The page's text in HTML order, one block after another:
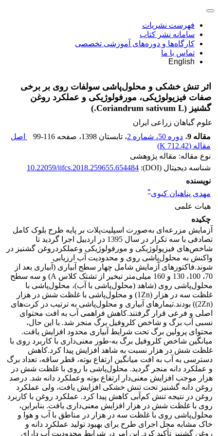
فهرست نشریات
سامانه نشر کتاب
کارگاه‌ها و دوره‌های آموزشی تخصصی
تماس با ما
English
اثر تنش خشکی و محلول‌پاشی سولفات روی بر برخی
صفات فیزیولوژیکی، مورفولوژیکی و عملکرد روغن
گشنیز (Coriandrum sativum L.)
علوم گیاهان زراعی ایران
مقاله 9
، دوره 50، شماره 2 ، تابستان 1398 ، صفحه 99-116
اصل
مقاله (712.42 K
)
نوع مقاله: مقاله پژوهشی
شناسه دیجیتال (DOI):
10.22059/ijfcs.2018.259655.654484
نویسنده
مهدی پناهیان کیوی*
هیات علمی
چکیده
آزمایش مزرعه‌ای به‌صورت اسپلیت‌پلات بر پایه طرح بلوک کامل
تصادفی با سه تکرار در سال 1395 در اردبیل اجرا گردید تا
شاخص‌های فیزیولوژیکی و مورفولوژیکی وعملکردروغن گشنیز در
واکنش به محلول‌پاشی روی و محدودیت آب ارزیابی
شوند.فاکتورهای آزمایش شامل چهار سطح آبیاری (آبیاری بعد از
70، 100، 130 و 160 میلی‌متر تبخیر از تشتک کلاس A) و سه سطح
محلول‌پاشی روی (شاهد (محلول‌پاشی با آب)، محلول‌پاشی با
غلظت سه در هزار (1Zn) و محلول‌پاشی با غلظت شش در هزار
(2Zn)) بودند.تیمارهای آبیاری و محلول‌پاشی به ترتیب در کرت‌های
اصلی و فرعی قرار گرفتند.کاهش فراهمی آب به افت محتوای
نسبی آب برگ و شاخص کلروفیل برگ منجر شد. با این حال،
محتوای پرولین برگ تحت شرایط آبیاری محدود افزایش یافت.
میانگین شاخص کلروفیل برگ به-طور معنی‌داری با کاربرد روی با
غلظت شش در هزار نسبت به شاهد افزایش پیدا کرد.کاهش
دسترسی به آب به افت میانگین ارتفاع بوته، قطر ساقه، تعداد برگ
و عملکرد دانه منجر گردید. محلول‌پاشی با روی با غلظت شش در
هزار موجب افزایش معنی‌دار ارتفاع بوته وعملکرد دانه شد. درصد
روغن دانه گشنیز تحت تنش خشکی افزایش یافت، ولی عملکرد
روغن در نتیجه تنش کم‌آبی کاهش پیدا کرد. عملکرد روغن با کاربرد
روی با غلظت شش در هزار افزایش معنی‌داری یافت. بنابراین،
محلول‌پاشی روی با غلظت سه در هزار در مناطق با آب و هوا و
خاک مشابه محل اجرای طرح برای بهبود تولید عملکرد دانه و
روغن گشنیز تأکید کرد. این امر در شرایط محدودیت آب دارای